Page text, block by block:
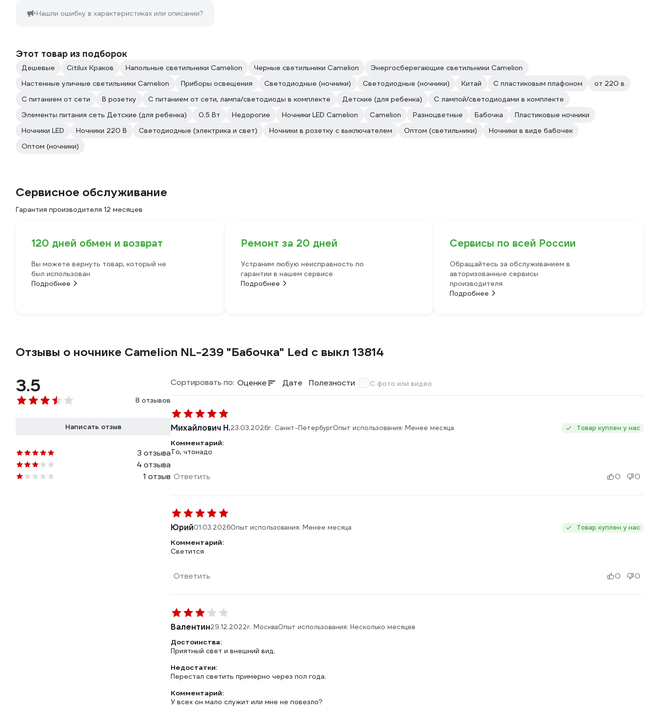
Нашли ошибку в характеристиках или описании?
Этот товар из подборок
Дешевые Citilux Краков Напольные светильники Camelion Черные светильники Camelion
Энергосберегающие светильники Camelion
Настенные уличные светильники Camelion
Приборы освещения Светодиодные (ночники) Светодиодные (ночники) Китай С пластиковым плафоном
от 220 в
С питанием от сети
В розетку С питанием от сети, лампа/светодиоды в комплекте Детские (для ребенка)
С лампой/светодиодами в комплекте
Элементы питания сеть Детские (для ребенка)
0.5 Вт Недорогие Ночники LED Camelion Camelion Разноцветные Бабочка
Пластиковые ночники
Ночники LED
Ночники 220 В Светодиодные (электрика и свет) Ночники в розетку с выключателем Оптом (светильники)
Ночники в виде бабочек
Оптом (ночники)
Сервисное обслуживание
Гарантия производителя 12 месяцев
120 дней обмен и возврат
Вы можете вернуть товар, который не
был использован
Подробнее
Ремонт за 20 дней
Устраним любую неисправность по
гарантии в нашем сервисе
Подробнее
Сервисы по всей России
Обращайтесь за обслуживанием в
авторизованные сервисы
производителя
Подробнее
Отзывы о ночнике Camelion NL-239 "Бабочка" Led с выкл 13814
3.5
8 отзывов
Написать отзыв
3 отзыва
4 отзыва
1 отзыв
Сортировать по: Оценке Дате Полезности С фото или видео
Михайлович Н.23.03.2026г. Санкт-ПетербургОпыт использования: Менее месяца Товар куплен у нас
Комментарий:
То, чтонадо
Ответить 0 0
Юрий01.03.2026Опыт использования: Менее месяца Товар куплен у нас
Комментарий:
Светится
Ответить 0 0
Валентин29.12.2022г. МоскваОпыт использования: Несколько месяцев
Достоинства:
Приятный свет и внешний вид.
Недостатки:
Перестал светить примерно через пол года.
Комментарий:
У всех он мало служит или мне не повезло?